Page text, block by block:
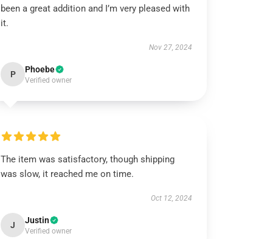
been a great addition and I’m very pleased with
it.
Nov 27, 2024
P Phoebe
Verified owner
The item was satisfactory, though shipping
was slow, it reached me on time.
Oct 12, 2024
J Justin
Verified owner